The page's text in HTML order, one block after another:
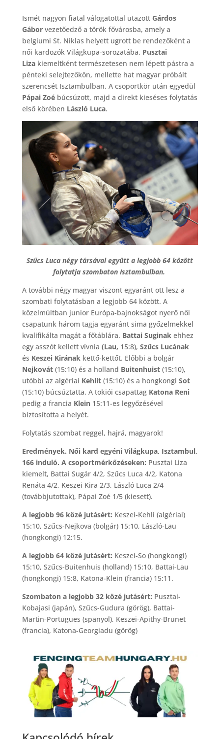
Ismét nagyon fiatal válogatottal utazott Gárdos
Gáborvezetőedző a török fővárosba, amely a
belgiumi St. Niklas helyett ugrott be rendezőként a
női kardozók Világkupa-sorozatába. Pusztai
Liza kiemeltként természetesen nem lépett pástra a
pénteki selejtezőkön, mellette hat magyar próbált
szerencsét Isztambulban. A csoportkör után egyedül
Pápai Zoébúcsúzott, majd a direkt kieséses folytatás
első körében László Luca.
Szűcs Luca négy társával együtt a legjobb 64 között
folytatja szombaton Isztambulban.
A további négy magyar viszont egyaránt ott lesz a
szombati folytatásban a legjobb 64 között. A
közelmúltban junior Európa-bajnokságot nyerő női
csapatunk három tagja egyaránt sima győzelmekkel
kvalifikálta magát a főtáblára. Battai Suginakehhez
egy asszót kellett vívnia (Lau, 15:8), Szűcs Lucának
és Keszei Kiránakkettő-kettőt. Előbbi a bolgár
Nejkovát(15:10) és a holland Buitenhuist(15:10),
utóbbi az algériai Kehlit(15:10) és a hongkongi Sot
(15:10) búcsúztatta. A tokiói csapattag Katona Reni
pedig a francia Klein15:11-es legyőzésével
biztosította a helyét.
Folytatás szombat reggel, hajrá, magyarok!
Eredmények. Női kard egyéni Világkupa, Isztambul,
166 induló. A csoportmérkőzéseken: Pusztai Liza
kiemelt, Battai Sugár 4/2, Szűcs Luca 4/2, Katona
Renáta 4/2, Keszei Kira 2/3, László Luca 2/4
(továbbjutottak), Pápai Zoé 1/5 (kiesett).
A legjobb 96 közé jutásért: Keszei-Kehli (algériai)
15:10, Szűcs-Nejkova (bolgár) 15:10, László-Lau
(hongkongi) 12:15.
A legjobb 64 közé jutásért: Keszei-So (hongkongi)
15:10, Szűcs-Buitenhuis (holland) 15:10, Battai-Lau
(hongkongi) 15:8, Katona-Klein (francia) 15:11.
Szombaton a legjobb 32 közé jutásért: Pusztai-
Kobajasi (japán), Szűcs-Gudura (görög), Battai-
Martin-Portugues (spanyol), Keszei-Apithy-Brunet
(francia), Katona-Georgiadu (görög)